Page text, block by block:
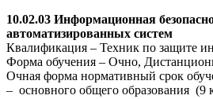
10.02.03 Информационная
автоматизированных систем
Квалификация – Техник по защите
Форма обучения – Очно,
Очная форма нормативный срок
– основного общего образования (9